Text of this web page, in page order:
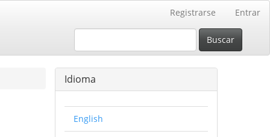
Registrarse Entrar
Buscar
Idioma
English